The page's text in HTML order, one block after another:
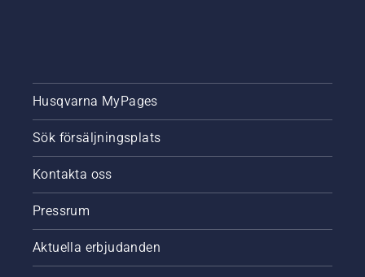
Husqvarna MyPages
Sök försäljningsplats
Kontakta oss
Pressrum
Aktuella erbjudanden